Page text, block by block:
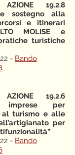
19.2.8
e sostegno alla
e itinerari
MOLISE e
turistiche
- Bando
19.2.6
imprese per
al turismo e alle
per
- Bando